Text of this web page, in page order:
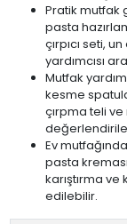
Pratik mutfak
pasta
çırpıcı seti,
yardımcısı
Mutfak
kesme
çırpma teli
Ev
pasta
karıştırma
edilebilir.